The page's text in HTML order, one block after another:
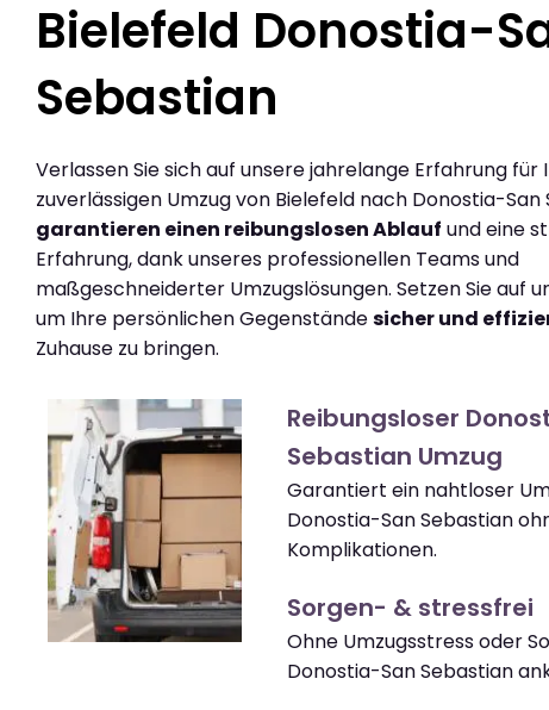
Bielefeld Donostia-
Sebastian
Verlassen Sie sich auf unsere jahrelange Erfahrung für
zuverlässigen Umzug von Bielefeld nach Donostia-San
garantieren einen reibungslosen Ablauf und eine
Erfahrung, dank unseres professionellen Teams und
maßgeschneiderter Umzugslösungen. Setzen Sie auf
um Ihre persönlichen Gegenständesicher und
Zuhause zu bringen.
Reibungsloser
Sebastian Umzug
Garantiert ein nahtloser
Donostia-San Sebastian
Komplikationen.
Sorgen- & stressfrei
Ohne Umzugsstress oder
Donostia-San Sebastian